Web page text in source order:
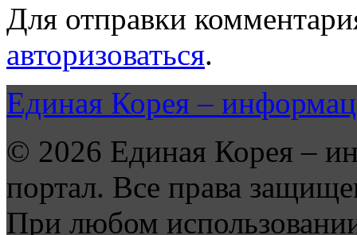
Для отправки
авторизоваться.
Единая Корея –
© 2026 Единая Корея –
портал. Все права
При любом